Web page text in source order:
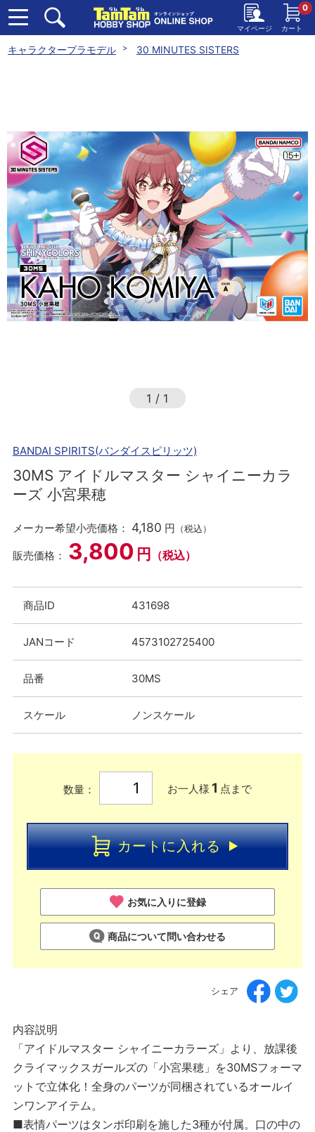
マイページ カート
0
キャラクタープラモデル 30 MINUTES SISTERS
1 / 1
BANDAI SPIRITS(バンダイスピリッツ)
30MS アイドルマスター シャイニーカラ
ーズ 小宮果穂
メーカー希望小売価格： 4,180 円 （税込）
販売価格： 3,800 円 （税込）
商品ID 431698
JANコード 4573102725400
品番 30MS
スケール ノンスケール
数量： お一人様 1 点まで
カートに入れる
お気に入りに登録
商品について問い合わせる
シェア
内容説明
「アイドルマスター シャイニーカラーズ」より、放課後
クライマックスガールズの「小宮果穂」を30MSフォーマ
ットで立体化！全身のパーツが同梱されているオールイ
ンワンアイテム。
■表情パーツはタンポ印刷を施した3種が付属。口の中の